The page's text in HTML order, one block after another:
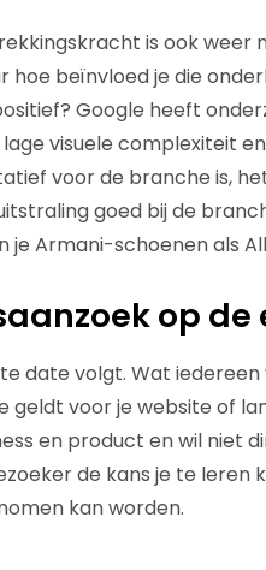
is ook weer
hoe beïnvloed je die
Google heeft
visuele complexiteit en
voor de branche is,
goed bij de
Armani-schoenen als
op
date volgt. Wat
geldt voor je website of
en product en wil
de kans je te leren
kan worden.